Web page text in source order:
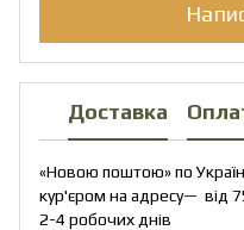
Доставка
«Новою поштою» по
кур'єром на адресу— від
2-4 робочих днів